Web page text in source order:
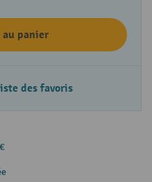
panier
des favoris